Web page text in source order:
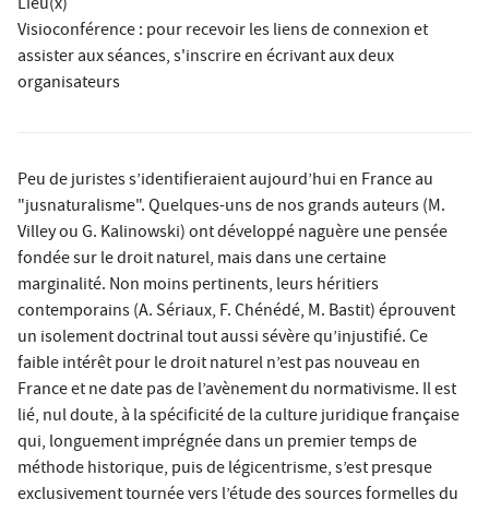
Lieu(x)
Visioconférence : pour recevoir les liens de connexion et
assister aux séances, s'inscrire en écrivant aux deux
organisateurs
Peu de juristes s’identifieraient aujourd’hui en France au
"jusnaturalisme". Quelques-uns de nos grands auteurs (M.
Villey ou G. Kalinowski) ont développé naguère une pensée
fondée sur le droit naturel, mais dans une certaine
marginalité. Non moins pertinents, leurs héritiers
contemporains (A. Sériaux, F. Chénédé, M. Bastit) éprouvent
un isolement doctrinal tout aussi sévère qu’injustifié. Ce
faible intérêt pour le droit naturel n’est pas nouveau en
France et ne date pas de l’avènement du normativisme. Il est
lié, nul doute, à la spécificité de la culture juridique française
qui, longuement imprégnée dans un premier temps de
méthode historique, puis de légicentrisme, s’est presque
exclusivement tournée vers l’étude des sources formelles du